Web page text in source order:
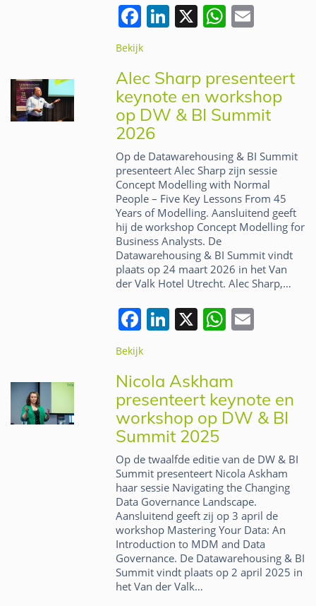
F
a
c
e
b
o
o
k
Li
e
dI
n
X W
s
A
p
p
l
Bekijk
Alec Sharp presenteert
keynote en workshop
op DW & BI Summit
2026
Op de Datawarehousing & BI Summit
presenteert Alec Sharp zijn sessie
Concept Modelling with Normal
People – Five Key Lessons From 45
Years of Modelling. Aansluitend geeft
hij de workshop Concept Modelling for
Business Analysts. De
Datawarehousing & BI Summit vindt
plaats op 24 maart 2026 in het Van
der Valk Hotel Utrecht. Alec Sharp,…
F
a
c
e
b
o
o
k
Li
e
dI
n
X W
s
A
p
p
l
Bekijk
Nicola Askham
presenteert keynote en
workshop op DW & BI
Summit 2025
Op de twaalfde editie van de DW & BI
Summit presenteert Nicola Askham
haar sessie Navigating the Changing
Data Governance Landscape.
Aansluitend geeft zij op 3 april de
workshop Mastering Your Data: An
Introduction to MDM and Data
Governance. De Datawarehousing & BI
Summit vindt plaats op 2 april 2025 in
het Van der Valk…